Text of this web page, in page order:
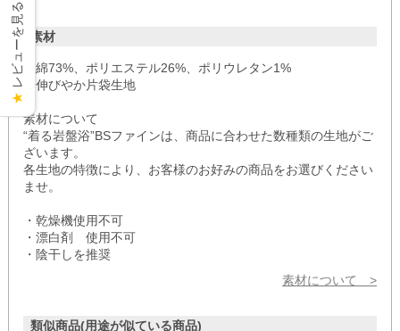
素材
・綿73%、ポリエステル26%、ポリウレタン1%
・伸びやか片袋生地
素材について
“着る岩盤浴”BSファインは、商品に合わせた数種類の生地がご
ざいます。
各生地の特徴により、お客様のお好みの商品をお選びください
ませ。
・乾燥機使用不可
・漂白剤 使用不可
・陰干しを推奨
素材について
>
類似商品(用途が似ている商品)
★
レビューを見る